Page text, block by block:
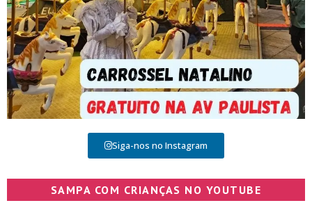
Siga-nos no Instagram
SAMPA COM CRIANÇAS NO YOUTUBE